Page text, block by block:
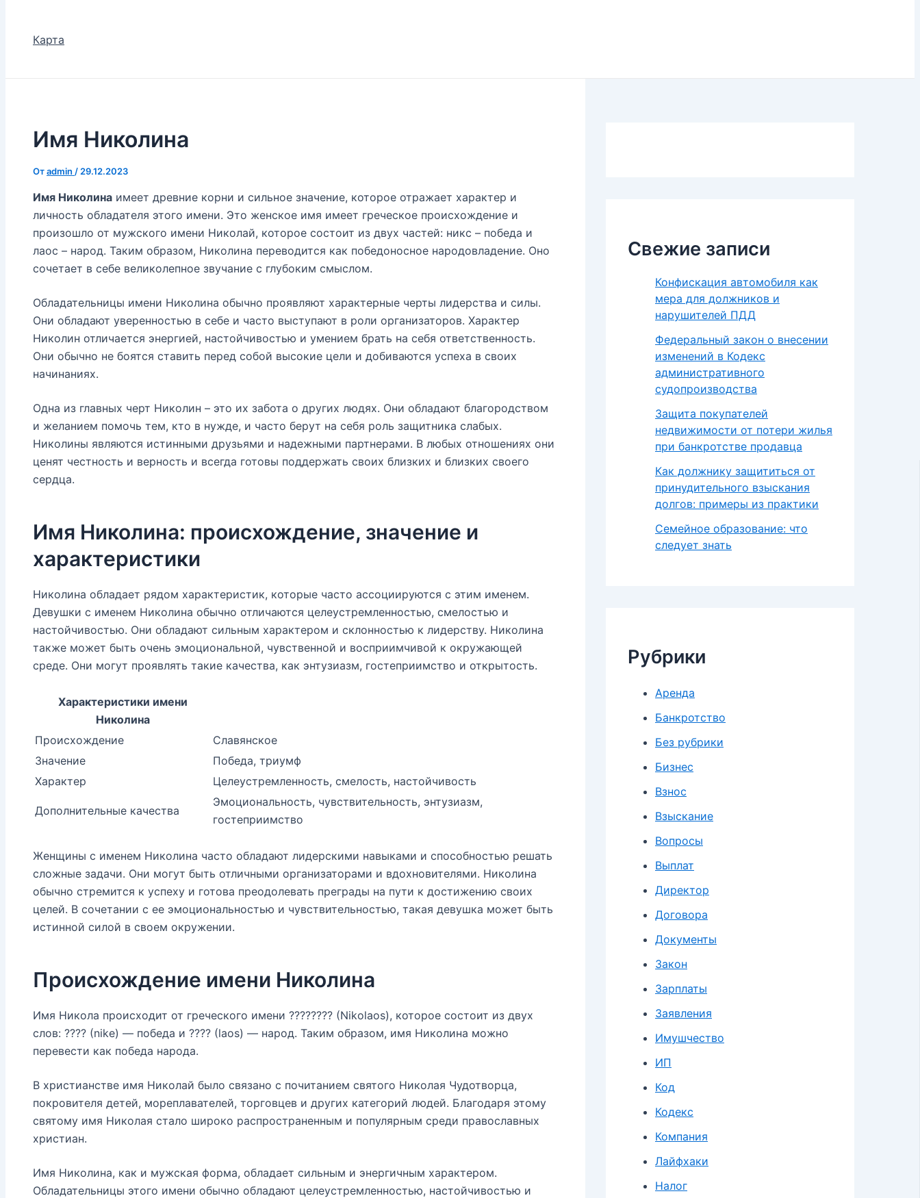
Карта
Имя Николина
Отadmin / 29.12.2023
Имя Николина имеет древние корни и сильное значение, которое отражает характер и
личность обладателя этого имени. Это женское имя имеет греческое происхождение и
произошло от мужского имени Николай, которое состоит из двух частей: никс – победа и
лаос – народ. Таким образом, Николина переводится как победоносное народовладение. Оно
сочетает в себе великолепное звучание с глубоким смыслом.
Обладательницы имени Николина обычно проявляют характерные черты лидерства и силы.
Они обладают уверенностью в себе и часто выступают в роли организаторов. Характер
Николин отличается энергией, настойчивостью и умением брать на себя ответственность.
Они обычно не боятся ставить перед собой высокие цели и добиваются успеха в своих
начинаниях.
Одна из главных черт Николин – это их забота о других людях. Они обладают благородством
и желанием помочь тем, кто в нужде, и часто берут на себя роль защитника слабых.
Николины являются истинными друзьями и надежными партнерами. В любых отношениях они
ценят честность и верность и всегда готовы поддержать своих близких и близких своего
сердца.
Имя Николина: происхождение, значение и
характеристики
Николина обладает рядом характеристик, которые часто ассоциируются с этим именем.
Девушки с именем Николина обычно отличаются целеустремленностью, смелостью и
настойчивостью. Они обладают сильным характером и склонностью к лидерству. Николина
также может быть очень эмоциональной, чувственной и восприимчивой к окружающей
среде. Они могут проявлять такие качества, как энтузиазм, гостеприимство и открытость.
Характеристики имени
Николина
Происхождение
Славянское
Значение
Победа, триумф
Характер
Целеустремленность, смелость, настойчивость
Дополнительные качества
Эмоциональность, чувствительность, энтузиазм,
гостеприимство
Женщины с именем Николина часто обладают лидерскими навыками и способностью решать
сложные задачи. Они могут быть отличными организаторами и вдохновителями. Николина
обычно стремится к успеху и готова преодолевать преграды на пути к достижению своих
целей. В сочетании с ее эмоциональностью и чувствительностью, такая девушка может быть
истинной силой в своем окружении.
Происхождение имени Николина
Имя Никола происходит от греческого имени ???????? (Nikolaos), которое состоит из двух
слов: ???? (nike) — победа и ???? (laos) — народ. Таким образом, имя Николина можно
перевести как победа народа.
В христианстве имя Николай было связано с почитанием святого Николая Чудотворца,
покровителя детей, мореплавателей, торговцев и других категорий людей. Благодаря этому
святому имя Николая стало широко распространенным и популярным среди православных
христиан.
Имя Николина, как и мужская форма, обладает сильным и энергичным характером.
Обладательницы этого имени обычно обладают целеустремленностью, настойчивостью и
Свежие записи
Конфискация автомобиля как
мера для должников и
нарушителей ПДД
Федеральный закон о внесении
изменений в Кодекс
административного
судопроизводства
Защита покупателей
недвижимости от потери жилья
при банкротстве продавца
Как должнику защититься от
принудительного взыскания
долгов: примеры из практики
Семейное образование: что
следует знать
Рубрики
Аренда
Банкротство
Без рубрики
Бизнес
Взнос
Взыскание
Вопросы
Выплат
Директор
Договора
Документы
Закон
Зарплаты
Заявления
Имушчество
ИП
Код
Кодекс
Компания
Лайфхаки
Налог